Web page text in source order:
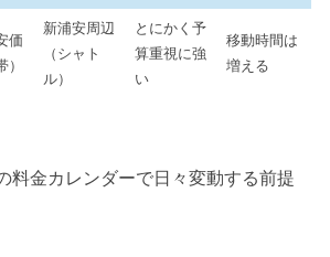
価
）
新浦安周辺
（シャト
ル）
とにかく予
算重視に強
い
移動時間は
増える
料金カレンダーで日々変動する前提